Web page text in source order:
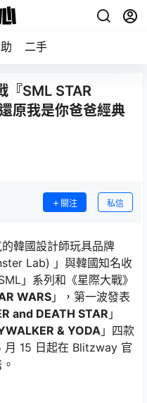
二手
『SML STAR
原我是你爸爸經典
關注 私信
韓國設計師玩具品牌
Lab) 」與韓國知名收
」系列和《星際大戰》
WARS 」，第一波發表
and DEATH STAR 」
& YODA」四款
月 15 日起在 Blitzway 官